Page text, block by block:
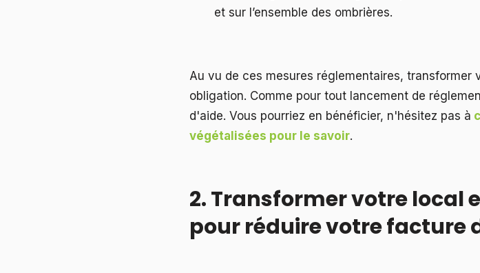
et sur l’ensemble des ombrières.
Au vu de ces mesures réglementaires,
obligation. Comme pour tout lancement de
d'aide. Vous pourriez en bénéficier, n'hésitez pas à
végétalisées pour le savoir.
2. Transformer votre local
pour réduire votre facture